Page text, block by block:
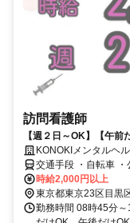
訪問看護師
【週２日～OK】【午
当な精神科訪看できる】
KONOKIメンタルヘ
交通手段 ・自転車 ・公共交通機関 中目黒
から徒歩３分 中目黒
時給2,000円以上
東京都東京23区目黒
勤務時間 08時45分